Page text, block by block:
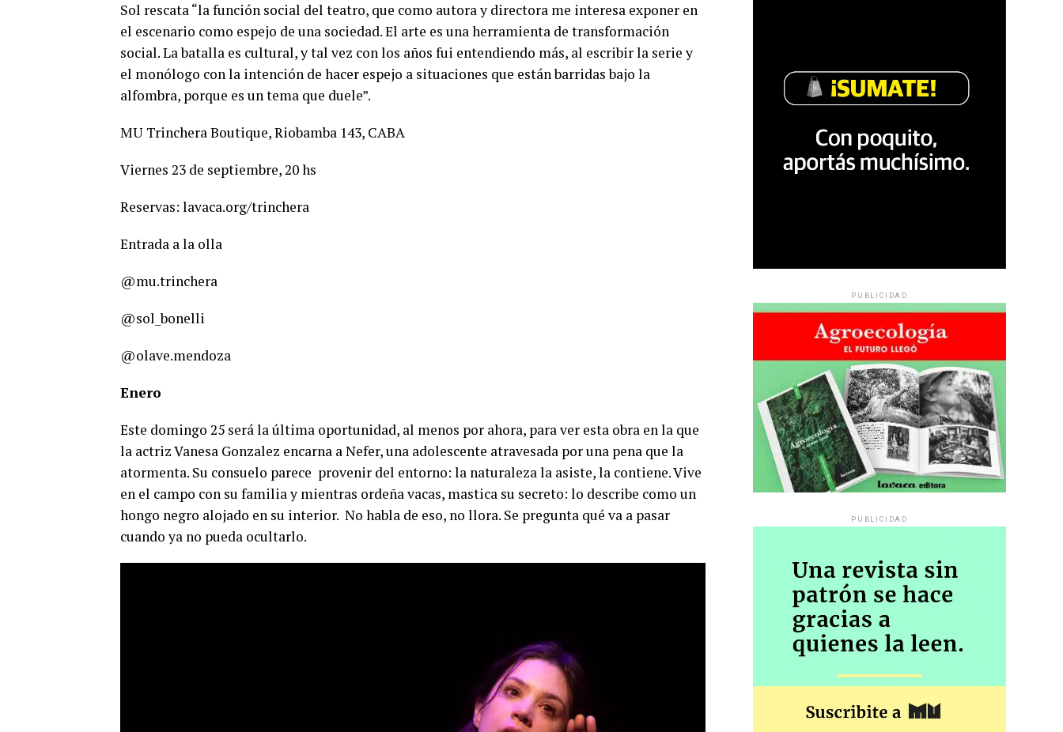
Sol rescata “la función social del teatro, que como autora y directora me interesa exponer en
el escenario como espejo de una sociedad. El arte es una herramienta de transformación
social. La batalla es cultural, y tal vez con los años fui entendiendo más, al escribir la serie y
el monólogo con la intención de hacer espejo a situaciones que están barridas bajo la
alfombra, porque es un tema que duele”.
MU Trinchera Boutique, Riobamba 143, CABA
Viernes 23 de septiembre, 20 hs
Reservas: lavaca.org/trinchera
Entrada a la olla
@mu.trinchera
@sol_bonelli
@olave.mendoza
Enero
Este domingo 25 será la última oportunidad, al menos por ahora, para ver esta obra en la que
la actriz Vanesa Gonzalez encarna a Nefer, una adolescente atravesada por una pena que la
atormenta. Su consuelo parece provenir del entorno: la naturaleza la asiste, la contiene. Vive
en el campo con su familia y mientras ordeña vacas, mastica su secreto: lo describe como un
hongo negro alojado en su interior. No habla de eso, no llora. Se pregunta qué va a pasar
cuando ya no pueda ocultarlo.
PUBLICIDAD
PUBLICIDAD